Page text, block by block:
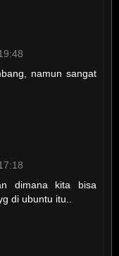
namun sangat
dimana kita bisa
di ubuntu itu..